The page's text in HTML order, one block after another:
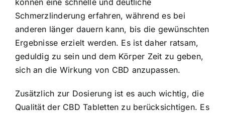
können eine schnelle und deutliche
Schmerzlinderung erfahren, während es bei
anderen länger dauern kann, bis die gewünschten
Ergebnisse erzielt werden. Es ist daher ratsam,
geduldig zu sein und dem Körper Zeit zu geben,
sich an die Wirkung von CBD anzupassen.
Zusätzlich zur Dosierung ist es auch wichtig, die
Qualität der CBD Tabletten zu berücksichtigen. Es